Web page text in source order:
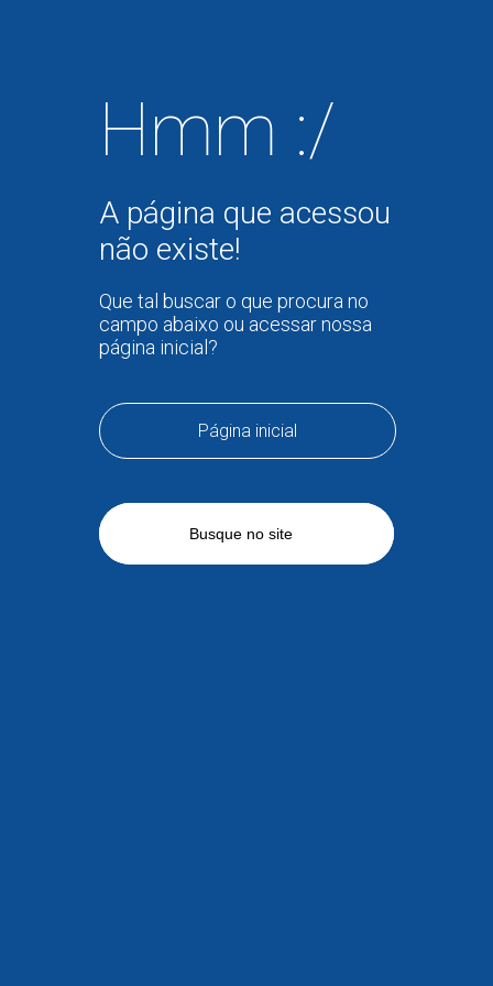
Hmm :/
A página que acessou
não existe!
Que tal buscar o que procura no
campo abaixo ou acessar nossa
página inicial?
Página inicial